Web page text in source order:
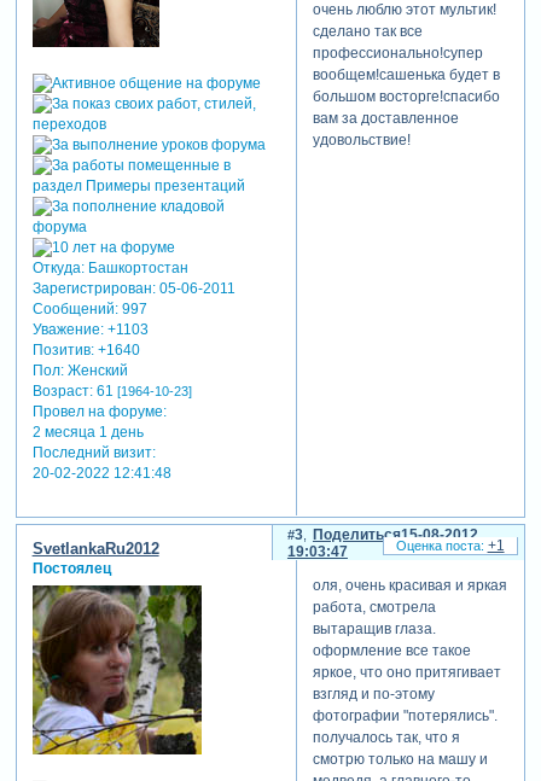
Откуда:Башкортостан
Зарегистрирован: 05-06-2011
Сообщений:997
Уважение: +1103
Позитив: +1640
Пол:Женский
Возраст:61 [1964-10-23]
Провел на форуме:
2 месяца 1 день
Последний визит:
20-02-2022 12:41:48
очень люблю этот мультик!
сделано так все
профессионально!супер
вообщем!сашенька будет в
большом восторге!спасибо
вам за доставленное
удовольствие!
Поделиться
3
15-08-2012
19:03:47
SvetlankaRu2012
Постоялец
оля, очень красивая и яркая
работа, смотрела
вытаращив глаза.
оформление все такое
яркое, что оно притягивает
взгляд и по-этому
фотографии "потерялись".
получалось так, что я
смотрю только на машу и
+1